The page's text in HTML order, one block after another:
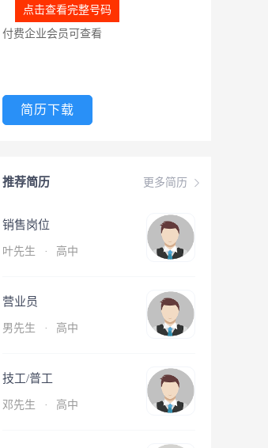
点击查看完整号码
付费企业会员可查看
简历下载
更多简历
推荐简历
销售岗位
叶先生 · 高中
营业员
男先生 · 高中
技工/普工
邓先生 · 高中